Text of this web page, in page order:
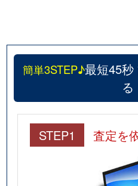
簡単3STEP♪最短45
る
STEP1 査定を